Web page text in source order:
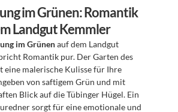
im Grünen: Romantik
Landgut Kemmler
im Grünen auf dem Landgut
Romantik pur. Der Garten des
eine malerische Kulisse für Ihre
von saftigem Grün und mit
Blick auf die Tübinger Hügel. Ein
sorgt für eine emotionale und